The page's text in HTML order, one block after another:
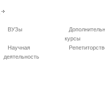
ВУЗы
курсы
Научная
деятельность